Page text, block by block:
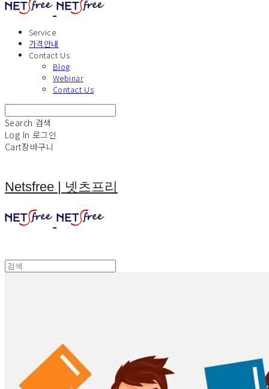
Service
가격안내
Contact Us
Blog
Webinar
Contact Us
Search 검색
Log In 로그인
Cart장바구니
Netsfree | 넷츠프리